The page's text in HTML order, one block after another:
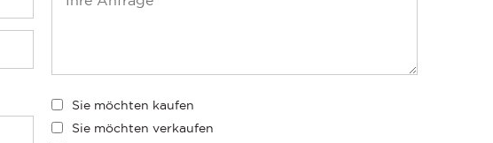
Sie möchten kaufen
Sie möchten verkaufen